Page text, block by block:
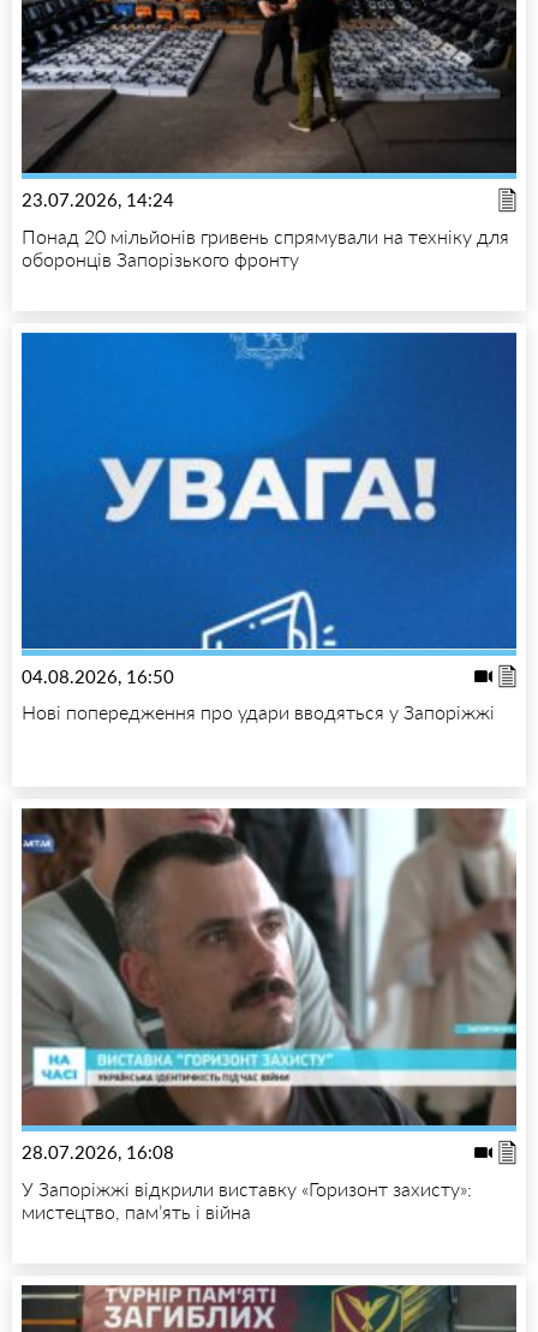
23.07.2026, 14:24
Понад 20 мільйонів гривень спрямували на техніку для
оборонців Запорізького фронту
04.08.2026, 16:50
Нові попередження про удари вводяться у Запоріжжі
28.07.2026, 16:08
У Запоріжжі відкрили виставку «Горизонт захисту»:
мистецтво, пам’ять і війна